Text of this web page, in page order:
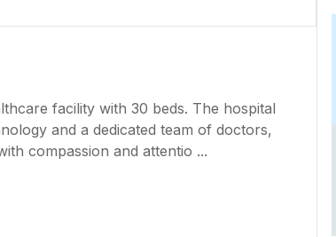
facility with 30 beds. The hospital
and a dedicated team of doctors,
compassion and attentio ...